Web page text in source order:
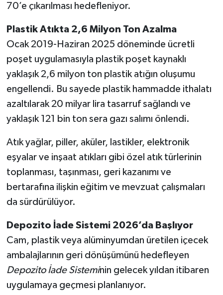
70’e çıkarılması hedefleniyor.
Plastik Atıkta 2,6 Milyon Ton Azalma
Ocak 2019-Haziran 2025 döneminde ücretli
poşet uygulamasıyla plastik poşet kaynaklı
yaklaşık 2,6 milyon ton plastik atığın oluşumu
engellendi. Bu sayede plastik hammadde ithalatı
azaltılarak 20 milyar lira tasarruf sağlandı ve
yaklaşık 121 bin ton sera gazı salımı önlendi.
Atık yağlar, piller, aküler, lastikler, elektronik
eşyalar ve inşaat atıkları gibi özel atık türlerinin
toplanması, taşınması, geri kazanımı ve
bertarafına ilişkin eğitim ve mevzuat çalışmaları
da sürdürülüyor.
Depozito İade Sistemi 2026’da Başlıyor
Cam, plastik veya alüminyumdan üretilen içecek
ambalajlarının geri dönüşümünü hedefleyen
Depozito İade Sisteminin gelecek yıldan itibaren
uygulamaya geçmesi planlanıyor.